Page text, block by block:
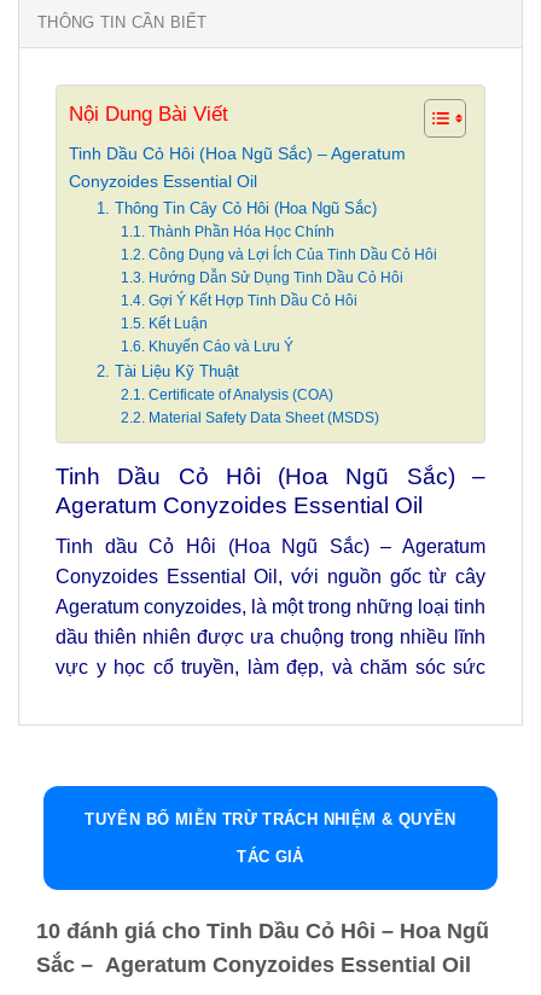
THÔNG TIN CẦN BIẾT
Nội Dung Bài Viết
Tinh Dầu Cỏ Hôi (Hoa Ngũ Sắc) – Ageratum
Conyzoides Essential Oil
1. Thông Tin Cây Cỏ Hôi (Hoa Ngũ Sắc)
1.1. Thành Phần Hóa Học Chính
1.2. Công Dụng và Lợi Ích Của Tinh Dầu Cỏ Hôi
1.3. Hướng Dẫn Sử Dụng Tinh Dầu Cỏ Hôi
1.4. Gợi Ý Kết Hợp Tinh Dầu Cỏ Hôi
1.5. Kết Luận
1.6. Khuyến Cáo và Lưu Ý
2. Tài Liệu Kỹ Thuật
2.1. Certificate of Analysis (COA)
2.2. Material Safety Data Sheet (MSDS)
Tinh Dầu Cỏ Hôi (Hoa Ngũ Sắc) –
Ageratum Conyzoides Essential Oil
Tinh dầu Cỏ Hôi (Hoa Ngũ Sắc) – Ageratum
Conyzoides Essential Oil, với nguồn gốc từ cây
Ageratum conyzoides, là một trong những loại tinh
dầu thiên nhiên được ưa chuộng trong nhiều lĩnh
vực y học cổ truyền, làm đẹp, và chăm sóc sức
mà còn sở hữu nhiều lợi ích tuyệt vời cho sức
khỏe, làm lành các vết thương, giảm viêm, và hỗ
trợ điều trị các bệnh lý về đường hô hấp. Dưới
quả nhất.
TUYÊN BỐ MIỄN TRỪ TRÁCH NHIỆM & QUYỀN
TÁC GIẢ
10 đánh giá cho Tinh Dầu Cỏ Hôi – Hoa Ngũ
Sắc – Ageratum Conyzoides Essential Oil